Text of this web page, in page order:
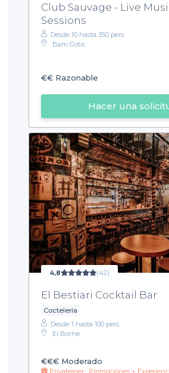
Club Sauvage - Live
Sessions
Desde 10 hasta 350 pers.
Barri Gotic
€€ Razonable
Hacer una
4,8 (42)
El Bestiari Cocktail Bar
Coctelería
Desde 1 hasta 100 pers.
El Borne
€€€ Moderado
Privateaser : Promociónes +